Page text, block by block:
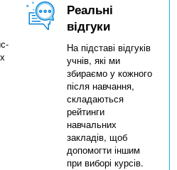
Реальні
відгуки
На підставі відгуків
учнів, які ми
збираємо у кожного
після навчання,
складаються
рейтинги
навчальних
закладів, щоб
допомогти іншим
при виборі курсів.